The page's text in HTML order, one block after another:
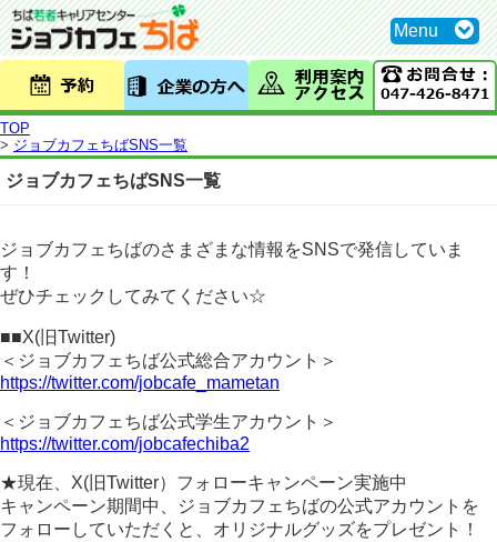
TOP
> ジョブカフェちばSNS一覧
ジョブカフェちばSNS一覧
ジョブカフェちばのさまざまな情報をSNSで発信していま
す！
ぜひチェックしてみてください☆
■■X(旧Twitter)
＜ジョブカフェちば公式総合アカウント＞
https://twitter.com/jobcafe_mametan
＜ジョブカフェちば公式学生アカウント＞
https://twitter.com/jobcafechiba2
★現在、X(旧Twitter）フォローキャンペーン実施中
キャンペーン期間中、ジョブカフェちばの公式アカウントを
フォローしていただくと、オリジナルグッズをプレゼント！
Menu
利用案内・アクセス
セミナー
イベント
個別相談
就活環境
求人情報
Q&A
トークライブラリー×キャリアカウンセラー vol.1
採用が決まった方へ
お役立ち情報